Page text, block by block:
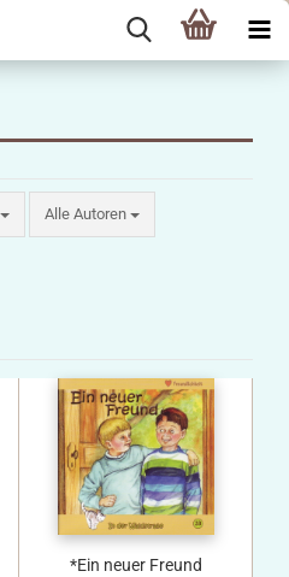
Alle Autoren
*Ein neuer Freund